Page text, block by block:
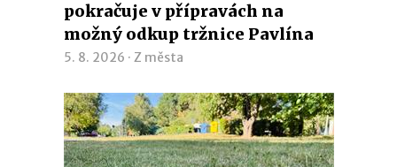
pokračuje v přípravách na
možný odkup tržnice Pavlína
5. 8. 2026 · Z města